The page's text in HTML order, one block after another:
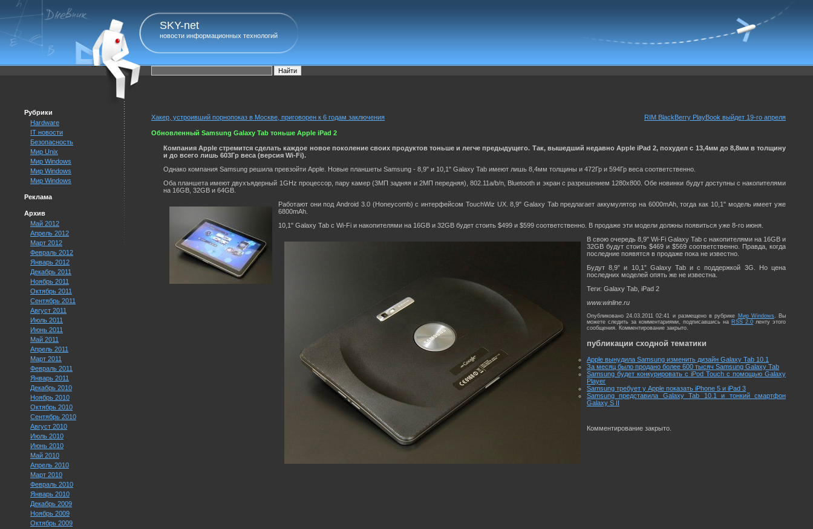
SKY-net
новости информационных технологий
Рубрики
Hardware
IT новости
Безопасность
Мир Unix
Мир Windows
Мир Windows
Мир Windows
Реклама
Архив
Май 2012
Апрель 2012
Март 2012
Февраль 2012
Январь 2012
Декабрь 2011
Ноябрь 2011
Октябрь 2011
Сентябрь 2011
Август 2011
Июль 2011
Июнь 2011
Май 2011
Апрель 2011
Март 2011
Февраль 2011
Январь 2011
Декабрь 2010
Ноябрь 2010
Октябрь 2010
Сентябрь 2010
Август 2010
Июль 2010
Июнь 2010
Май 2010
Апрель 2010
Март 2010
Февраль 2010
Январь 2010
Декабрь 2009
Ноябрь 2009
Октябрь 2009
Хакер, устроивший порнопоказ в Москве, приговорен к 6 годам заключения RIM BlackBerry PlayBook выйдет 19-го апреля
Обновленный Samsung Galaxy Tab тоньше Apple iPad 2
Компания Apple стремится сделать каждое новое поколение своих продуктов тоньше и легче предыдущего. Так, вышедший недавно Apple iPad 2, похудел с 13,4мм до 8,8мм в толщину
и до всего лишь 603Гр веса (версия Wi-Fi).
Однако компания Samsung решила превзойти Apple. Новые планшеты Samsung - 8,9" и 10,1" Galaxy Tab имеют лишь 8,4мм толщины и 472Гр и 594Гр веса соответственно.
Оба планшета имеют двухъядерный 1GHz процессор, пару камер (3МП задняя и 2МП передняя), 802.11a/b/n, Bluetooth и экран с разрешением 1280x800. Обе новинки будут доступны с накопителями
на 16GB, 32GB и 64GB.
Работают они под Android 3.0 (Honeycomb) с интерфейсом TouchWiz UX. 8,9" Galaxy Tab предлагает аккумулятор на 6000mAh, тогда как 10,1" модель имеет уже
6800mAh.
10,1" Galaxy Tab с Wi-Fi и накопителями на 16GB и 32GB будет стоить $499 и $599 соответственно. В продаже эти модели должны появиться уже 8-го июня.
В свою очередь 8,9" Wi-Fi Galaxy Tab с накопителями на 16GB и
32GB будут стоить $469 и $569 соответственно. Правда, когда
последние появятся в продаже пока не известно.
Будут 8,9” и 10,1” Galaxy Tab и с поддержкой 3G. Но цена
последних моделей опять же не известна.
Теги: Galaxy Tab, iPad 2
www.winline.ru
Опубликовано 24.03.2011 02:41 и размещено в рубрике Мир Windows. Вы
можете следить за комментариями, подписавшись на RSS 2.0 ленту этого
сообщения. Комментирование закрыто.
публикации сходной тематики
Apple вынудила Samsung изменить дизайн Galaxy Tab 10.1
За месяц было продано более 600 тысяч Samsung Galaxy Tab
Samsung будет конкурировать с iPod Touch с помощью Galaxy
Player
Samsung требует у Apple показать iPhone 5 и iPad 3
Samsung представила Galaxy Tab 10.1 и тонкий смартфон
Galaxy S II
Комментирование закрыто.